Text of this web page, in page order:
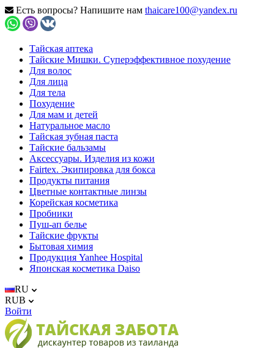
Есть вопросы? Напишите нам thaicare100@yandex.ru
Тайская аптека
Тайские Мишки. Суперэффективное похудение
Для волос
Для лица
Для тела
Похудение
Для мам и детей
Натуральное масло
Тайская зубная паста
Тайские бальзамы
Аксессуары. Изделия из кожи
Fairtex. Экипировка для бокса
Продукты питания
Цветные контактные линзы
Корейская косметика
Пробники
Пуш-ап белье
Тайские фрукты
Бытовая химия
Продукция Yanhee Hospital
Японская косметика Daiso
RU
RUB
Войти